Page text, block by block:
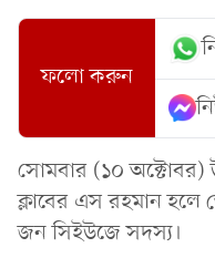
ফলো করুন
সোমবার (১০ অক্টোবর)
ক্লাবের এস রহমান
জন সিইউজে সদস্য।